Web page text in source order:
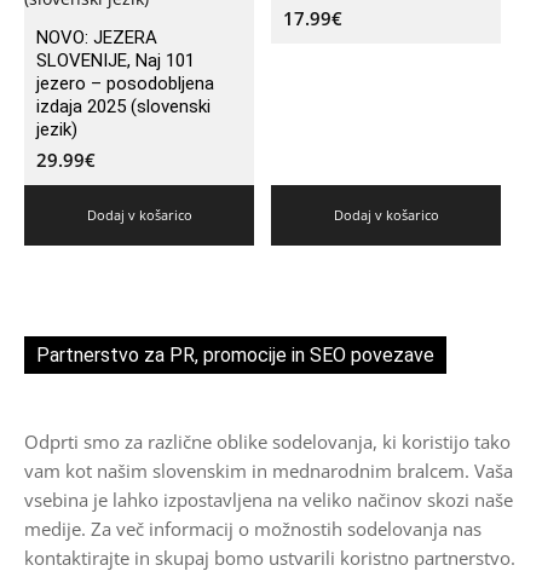
NOVO: JEZERA
SLOVENIJE, Naj 101
jezero – posodobljena
izdaja 2025 (slovenski
jezik)
29.99€
Dodaj v košarico
17.99€
Dodaj v košarico
Partnerstvo za PR, promocije in SEO povezave
Odprti smo za različne oblike sodelovanja, ki koristijo tako
vam kot našim slovenskim in mednarodnim bralcem. Vaša
vsebina je lahko izpostavljena na veliko načinov skozi naše
medije. Za več informacij o možnostih sodelovanja nas
kontaktirajte in skupaj bomo ustvarili koristno partnerstvo.